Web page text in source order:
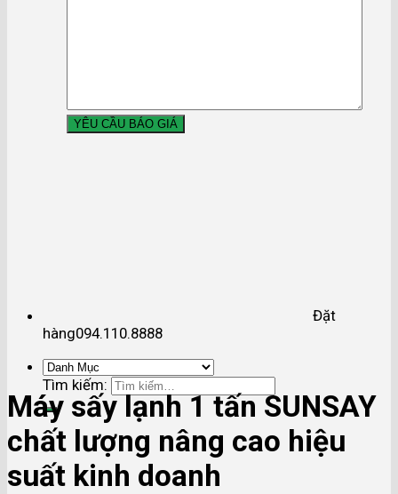
Đặt
hàng094.110.8888
Tìm kiếm:
Máy sấy lạnh 1 tấn SUNSAY
chất lượng nâng cao hiệu
suất kinh doanh